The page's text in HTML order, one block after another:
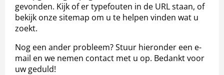
gevonden. Kijk of er typefouten in de URL staan, of
bekijk onze sitemap om u te helpen vinden wat u
zoekt.
Nog een ander probleem? Stuur hieronder een e-
mail en we nemen contact met u op. Bedankt voor
uw geduld!